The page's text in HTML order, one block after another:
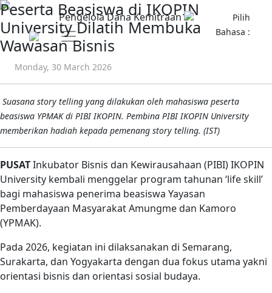
Pengelola Dana Kemitraan
Pilih
Bahasa :
Peserta Beasiswa di IKOPIN
University Dilatih Membuka
Wawasan Bisnis
Monday, 30 March 2026
Suasana story telling yang dilakukan oleh mahasiswa peserta
beasiswa YPMAK di PIBI IKOPIN. Pembina PIBI IKOPIN University
memberikan hadiah kepada pemenang story telling. (IST)
PUSATInkubator Bisnis dan Kewirausahaan (PIBI) IKOPIN
University kembali menggelar program tahunan ‘life skill’
bagi mahasiswa penerima beasiswa Yayasan
Pemberdayaan Masyarakat Amungme dan Kamoro
(YPMAK).
Pada 2026, kegiatan ini dilaksanakan di Semarang,
Surakarta, dan Yogyakarta dengan dua fokus utama yakni
orientasi bisnis dan orientasi sosial budaya.